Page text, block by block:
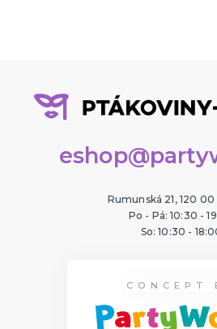
Rumunská 21, 120 00
Po - Pá: 10:30 -
So: 10:30 -
CONCEPT